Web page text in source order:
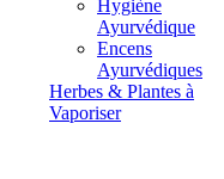
Hygiène
Ayurvédique
Encens
Ayurvédiques
Herbes & Plantes à
Vaporiser